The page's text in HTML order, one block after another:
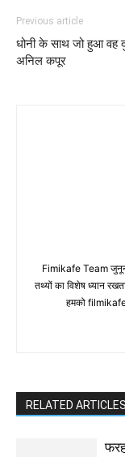
Previous article
धोनी के साथ जो हुआ वह
अनिल कपूर
Fimikafe Team
तथ्‍यों का विशेष ध्‍यान
हमको
RELATED ARTICLES